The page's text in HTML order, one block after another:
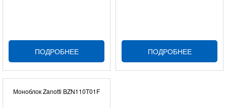
ПОДРОБНЕЕ ПОДРОБНЕЕ
Моноблок Zanotti BZN110T01F